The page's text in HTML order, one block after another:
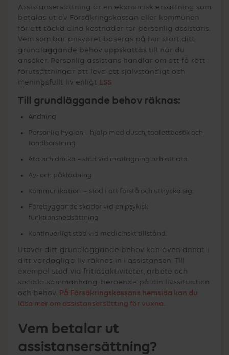
Assistansersättning är en ekonomisk ersättning som
betalas ut av Försäkringskassan eller kommunen
för att täcka dina kostnader för personlig assistans.
Vem som bär ansvaret baseras på hur stort ditt
grundläggande behov uppskattas till när du
ansöker. Personlig assistans handlar om att få rätt
förutsättningar att leva ett självständigt och
meningsfullt liv enligt LSS
Till grundläggande behov räknas:
Andning
Personlig hygien – hjälp med dusch, toalettbesök och
tandborstning.
Äta och dricka – stöd vid matlagning och att äta.
Av- och påklädning
Kommunikation – stöd i att förstå och uttrycka sig.
Förebyggande skador vid en psykisk
funktionsnedsättning
Kontinuerligt stöd vid medicinskt tillstånd.
Utöver ditt grundläggande behov kan även annat i
ditt vardagliga liv räknas in i assistansen. Till
exempel stöd vid fritidsaktiviteter, arbete och
sociala sammanhang, beroende på din livssituation
och behov. På Försäkringskassans hemsida kan du
läsa mer om assistansersätting för vuxna.
Vem betalar ut
assistansersättning?